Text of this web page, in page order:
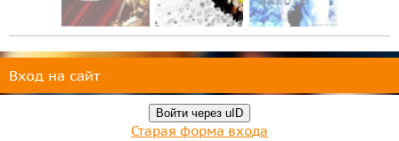
Вход на сайт
Войти через uID
Старая форма входа